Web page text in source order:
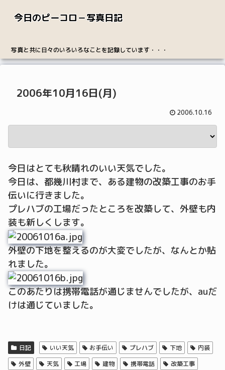
今日のピーコロ－写真日記
写真と共に日々のいろいろなことを記録しています・・・
2006年10月16日(月)
2006.10.16
今日はとても秋晴れのいい天気でした。
今日は、都幾川村まで、ある建物の改築工事のお手
伝いに行きました。
プレハブの工場だったところを改築して、外壁も内
装も新しくします。
外壁の下地を整えるのが大変でしたが、なんとか貼
れました。
このあたりは携帯電話が通じませんでしたが、auだ
けは通じていました。
日記 いい天気 お手伝い プレハブ 下地
内装
外壁
天気 工場 建物 携帯電話
改築工事